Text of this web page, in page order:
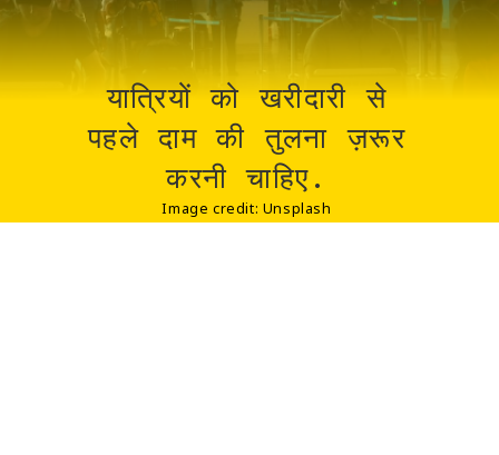
Image credit: Unsplash
यात्रियों को खरीदारी से
पहले दाम की तुलना ज़रूर
करनी चाहिए.